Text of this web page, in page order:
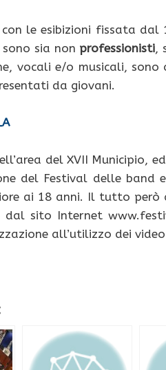
le esibizioni fissata
sia non professionisti,
vocali e/o musicali,
da giovani.
del XVII Municipio,
del Festival delle band
ai 18 anni. Il tutto però
dal sito Internet
all’utilizzo dei